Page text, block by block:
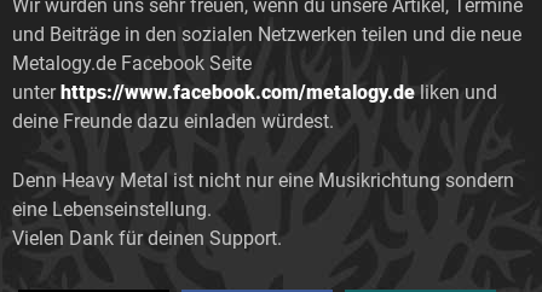
Wir würden uns sehr freuen, wenn du unsere Artikel, Termine
und Beiträge in den sozialen Netzwerken teilen und die neue
Metalogy.de Facebook Seite
unterhttps://www.facebook.com/metalogy.de liken und
deine Freunde dazu einladen würdest.
Denn Heavy Metal ist nicht nur eine Musikrichtung sondern
eine Lebenseinstellung.
Vielen Dank für deinen Support.